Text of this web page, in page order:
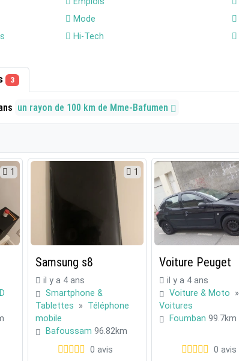
Mode
Hi-Tech
3
un rayon de 100 km de Mme-Bafumen
1 1
Samsung s8
il y a 4 ans
Smartphone &
Tablettes » Téléphone
mobile
Bafoussam96.82km
0 avis
Voiture Peuget
il y a 4 ans
Voiture & Moto »
Voitures
Foumban 99.7km
0 avis